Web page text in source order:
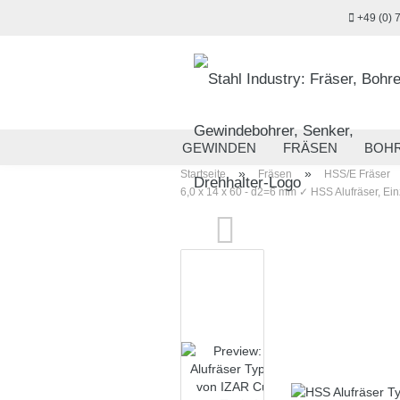
+49 (0)
GEWINDEN FRÄSEN
MESSTECHNIK
Startseite » Fräsen » HSS/E Fräser
6,0 x 14 x 60 - d2=6 mm ✓ HSS Alufräser,